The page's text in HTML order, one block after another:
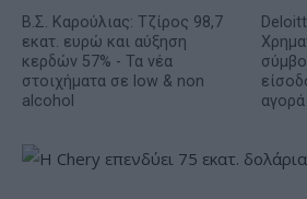
Β.Σ. Καρούλιας: Τζίρος 98,7
εκατ. ευρώ και αύξηση
κερδών 57% - Τα νέα
στοιχήματα σε low & non
alcohol
αγορά